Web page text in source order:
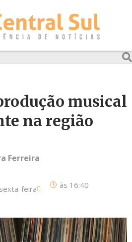
musical
na região
Ferreira
feira às 16:40